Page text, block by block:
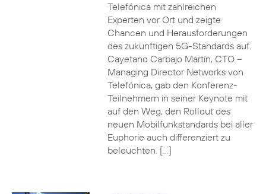
Telefónica mit zahlreichen
Experten vor Ort und zeigte
Chancen und Herausforderungen
des zukünftigen 5G-Standards auf.
Cayetano Carbajo Martín, CTO –
Managing Director Networks von
Telefónica, gab den Konferenz-
Teilnehmern in seiner Keynote mit
auf den Weg, den Rollout des
neuen Mobilfunkstandards bei aller
Euphorie auch differenziert zu
beleuchten. […]